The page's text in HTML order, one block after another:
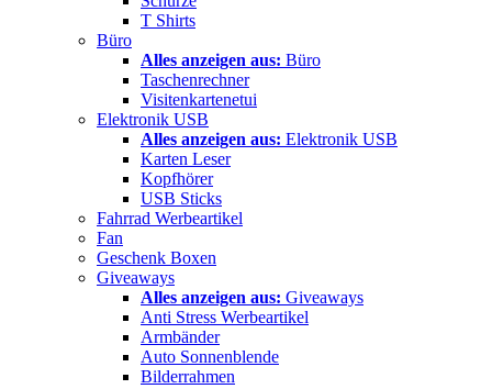
T Shirts
Büro
Alles anzeigen aus: Büro
Taschenrechner
Visitenkartenetui
Elektronik USB
Alles anzeigen aus: Elektronik USB
Karten Leser
Kopfhörer
USB Sticks
Fahrrad Werbeartikel
Fan
Geschenk Boxen
Giveaways
Alles anzeigen aus: Giveaways
Anti Stress Werbeartikel
Armbänder
Auto Sonnenblende
Bilderrahmen